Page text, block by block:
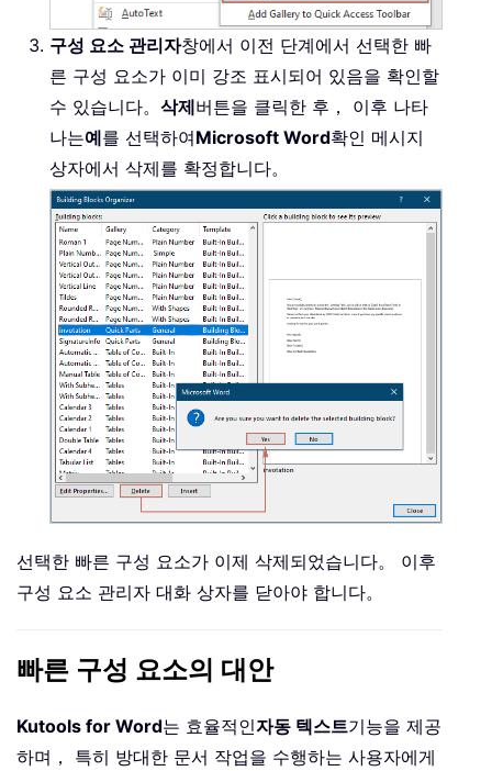
구성 요소 관리자창에서 이전 단계에서 선택한 빠
른 구성 요소가 이미 강조 표시되어 있음을 확인할
수 있습니다。 삭제버튼을 클릭한 후， 이후 나타
나는예를 선택하여Microsoft Word확인 메시지
상자에서 삭제를 확정합니다。
선택한 빠른 구성 요소가 이제 삭제되었습니다。 이후
구성 요소 관리자 대화 상자를 닫아야 합니다。
빠른 구성 요소의 대안
Kutools for Word는 효율적인자동 텍스트기능을 제공
하며， 특히 방대한 문서 작업을 수행하는 사용자에게